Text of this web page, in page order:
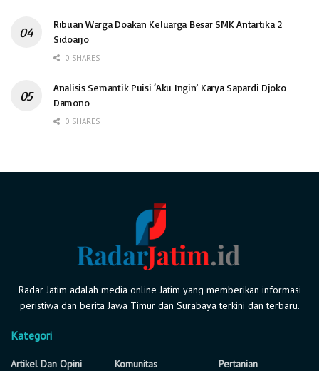
Ribuan Warga Doakan Keluarga Besar SMK Antartika 2
Sidoarjo
0 SHARES
Analisis Semantik Puisi ‘Aku Ingin’ Karya Sapardi Djoko
Damono
0 SHARES
Radar Jatim adalah media online Jatim yang memberikan informasi
peristiwa dan berita Jawa Timur dan Surabaya terkini dan terbaru.
Kategori
Artikel Dan Opini
Komunitas
Pertanian